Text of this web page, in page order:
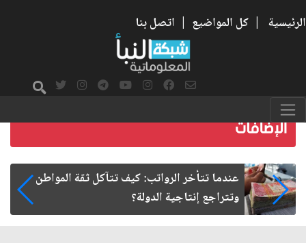
الرئيسية | كل المواضيع | اتصل بنا
صمت الطريق بعد الأربعين